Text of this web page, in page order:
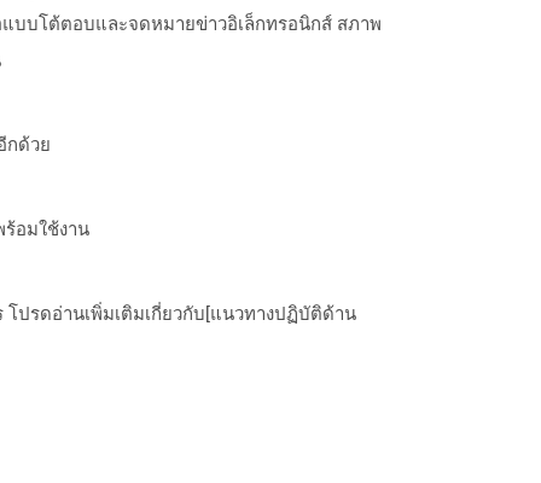
บบโต้ตอบและจดหมายข่าวอิเล็กทรอนิกส์ สภาพ
กด้วย
ร้อมใช้งาน
ปรดอ่านเพิ่มเติมเกี่ยวกับ[แนวทางปฏิบัติด้าน